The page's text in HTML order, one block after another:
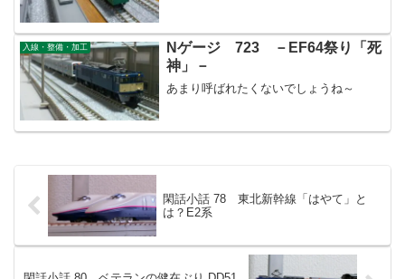
入線・整備・加工
Nゲージ 723 －EF64祭り「死
神」－
あまり呼ばれたくないでしょうね～
閑話小話 78 東北新幹線「はやて」と
は？E2系